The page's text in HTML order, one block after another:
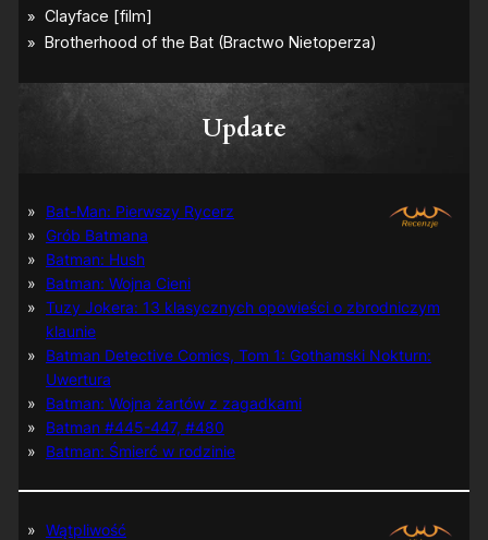
Update
Bat-Man: Pierwszy Rycerz
Grób Batmana
Batman: Hush
Batman: Wojna Cieni
Tuzy Jokera: 13 klasycznych opowieści o zbrodniczym
klaunie
Batman Detective Comics, Tom 1: Gothamski Nokturn:
Uwertura
Batman: Wojna żartów z zagadkami
Batman #445-447, #480
Batman: Śmierć w rodzinie
Wątpliwość